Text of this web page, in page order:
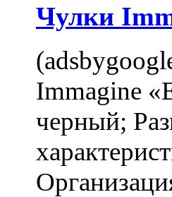
Чулки
Immagine
черный;